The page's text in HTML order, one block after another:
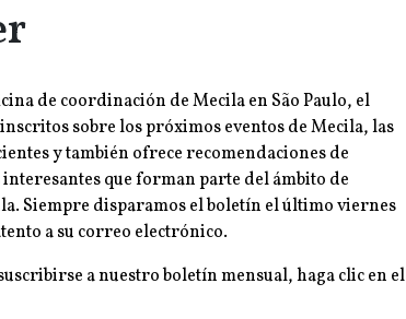
de coordinación de Mecila en São Paulo, el
sobre los próximos eventos de Mecila, las
y también ofrece recomendaciones de
que forman parte del ámbito de
Siempre disparamos el boletín el último viernes
a su correo electrónico.
a nuestro boletín mensual, haga clic en el